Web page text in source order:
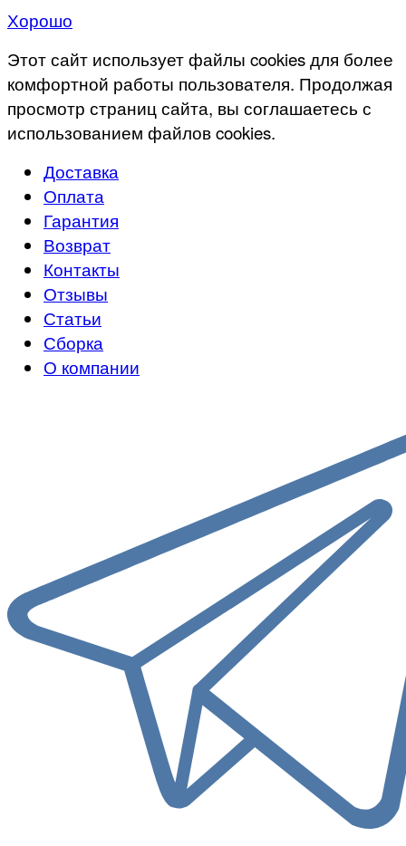
Хорошо
Этот сайт использует файлы cookies для более
комфортной работы пользователя. Продолжая
просмотр страниц сайта, вы соглашаетесь с
использованием файлов cookies.
Доставка
Оплата
Гарантия
Возврат
Контакты
Отзывы
Статьи
Сборка
О компании